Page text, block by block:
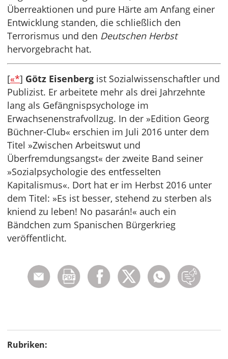
Überreaktionen und pure Härte am Anfang einer
Entwicklung standen, die schließlich den
Terrorismus und den Deutschen Herbst
hervorgebracht hat.
[«*] Götz Eisenberg ist Sozialwissenschaftler und
Publizist. Er arbeitete mehr als drei Jahrzehnte
lang als Gefängnispsychologe im
Erwachsenenstrafvollzug. In der »Edition Georg
Büchner-Club« erschien im Juli 2016 unter dem
Titel »Zwischen Arbeitswut und
Überfremdungsangst« der zweite Band seiner
»Sozialpsychologie des entfesselten
Kapitalismus«. Dort hat er im Herbst 2016 unter
dem Titel: »Es ist besser, stehend zu sterben als
kniend zu leben! No pasarán!« auch ein
Bändchen zum Spanischen Bürgerkrieg
veröffentlicht.
Rubriken: